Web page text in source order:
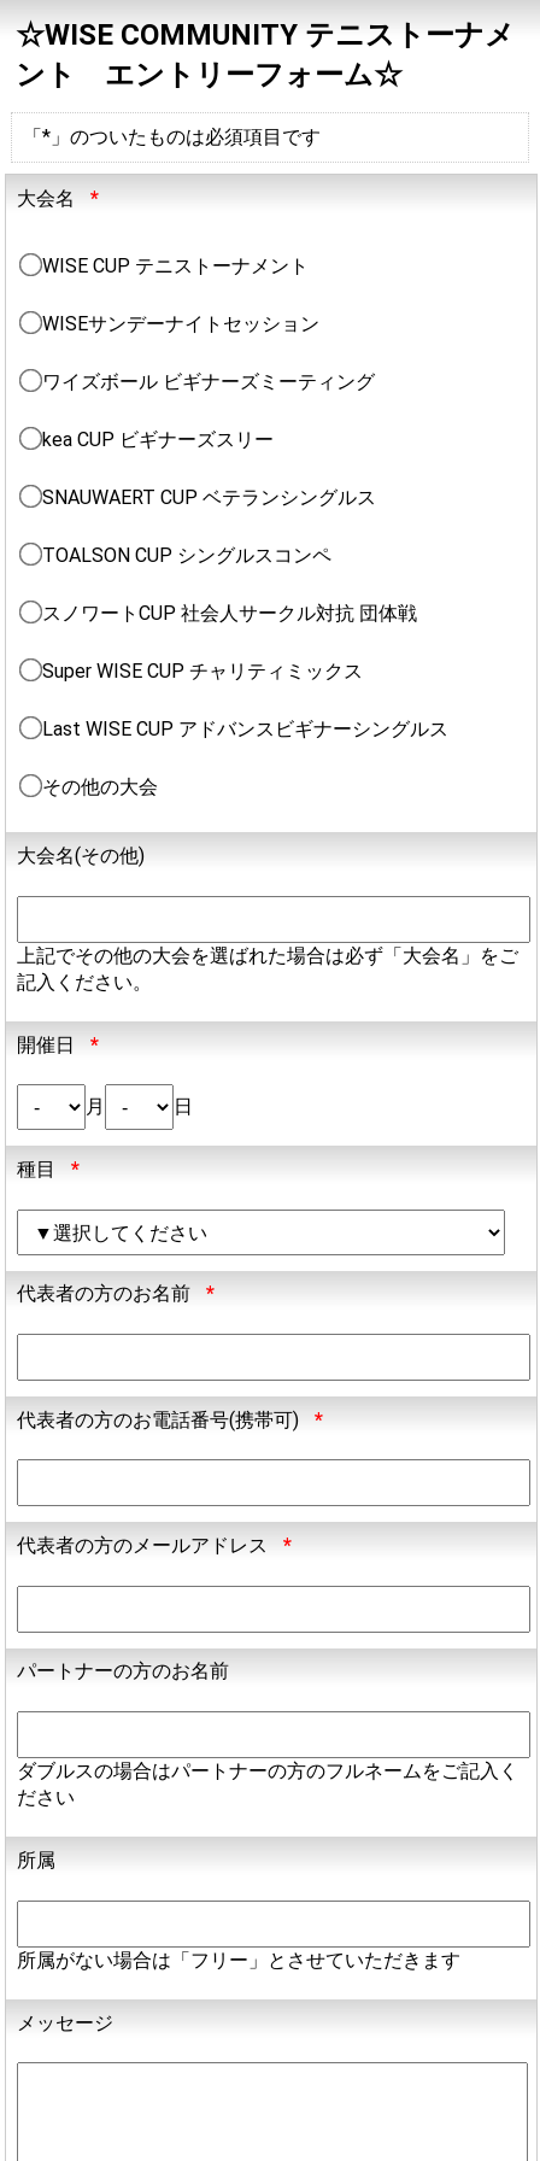
☆WISE COMMUNITY テニストーナメ
ント エントリーフォーム☆
「*」のついたものは必須項目です
大会名 *
WISE CUP テニストーナメント
WISEサンデーナイトセッション
ワイズボール ビギナーズミーティング
kea CUP ビギナーズスリー
SNAUWAERT CUP ベテランシングルス
TOALSON CUP シングルスコンペ
スノワートCUP 社会人サークル対抗 団体戦
Super WISE CUP チャリティミックス
Last WISE CUP アドバンスビギナーシングルス
その他の大会
大会名(その他)
上記でその他の大会を選ばれた場合は必ず「大会名」をご
記入ください。
開催日 *
月 日
種目 *
代表者の方のお名前 *
代表者の方のお電話番号(携帯可) *
代表者の方のメールアドレス *
パートナーの方のお名前
ダブルスの場合はパートナーの方のフルネームをご記入く
ださい
所属
所属がない場合は「フリー」とさせていただきます
メッセージ